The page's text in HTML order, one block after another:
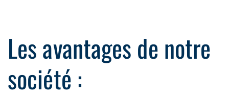
Les avantages de notre
société :